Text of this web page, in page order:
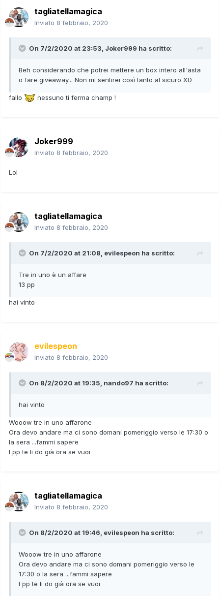
tagliatellamagica
Inviato 8 febbraio, 2020
On 7/2/2020 at 23:53, Joker999 ha scritto:
Beh considerando che potrei mettere un box intero all'asta
o fare giveaway... Non mi sentirei così tanto al sicuro XD
fallo nessuno ti ferma champ !
Joker999
Inviato 8 febbraio, 2020
Lol
tagliatellamagica
Inviato 8 febbraio, 2020
On 7/2/2020 at 21:08, evilespeon ha scritto:
Tre in uno è un affare
13 pp
hai vinto
evilespeon
Inviato 8 febbraio, 2020
On 8/2/2020 at 19:35, nando97 ha scritto:
hai vinto
Wooow tre in uno affarone
Ora devo andare ma ci sono domani pomeriggio verso le 17:30 o
la sera ...fammi sapere
I pp te li do già ora se vuoi
tagliatellamagica
Inviato 8 febbraio, 2020
On 8/2/2020 at 19:46, evilespeon ha scritto:
Wooow tre in uno affarone
Ora devo andare ma ci sono domani pomeriggio verso le
17:30 o la sera ...fammi sapere
I pp te li do già ora se vuoi